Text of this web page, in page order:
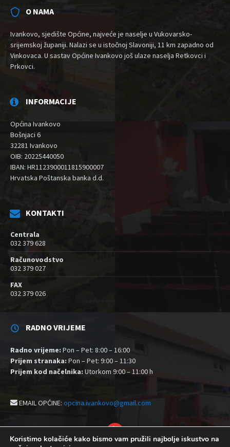
O NAMA
Ivankovo, sjedište Općine, najveće je naselje u Vukovarsko-
srijemskoj županiji. Nalazi se u istočnoj Slavoniji, 11 km zapadno od
Vinkovaca. U sastav Općine Ivankovo još ulaze naselja Retkovci i
Prkovci.
INFORMACIJE
Općina Ivankovo
Bošnjaci 6
32281 Ivankovo
OIB: 20225440050
IBAN: HR1123900011815900007
Hrvatska Poštanska banka d.d.
KONTAKTI
Centrala
032 379 628
Računovodstvo
032 379 027
FAX
032 379 026
RADNO VRIJEME
Radno vrijeme: Pon – Pet: 8:00 – 16:00
Prijem stranaka: Pon – Pet: 9:00 – 11:30
Prijem kod načelnika: Utorkom 9:00 – 11:00 h
EMAIL OPĆINE: opcina.ivankovo@gmail.com
YouTube
Koristimo kolačiće kako bismo vam pružili najbolje iskustvo na